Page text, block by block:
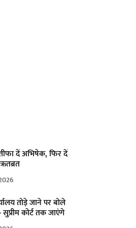
दें अभिषेक, फिर दें
तोड़े जाने पर बोले
कोर्ट तक जाएंगे